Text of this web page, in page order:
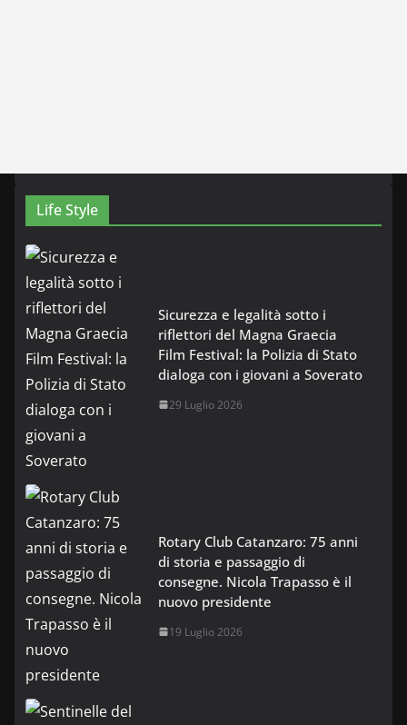
Life Style
Sicurezza e legalità sotto i
riflettori del Magna Graecia
Film Festival: la Polizia di Stato
dialoga con i giovani a Soverato
29 Luglio 2026
Rotary Club Catanzaro: 75 anni
di storia e passaggio di
consegne. Nicola Trapasso è il
nuovo presidente
19 Luglio 2026